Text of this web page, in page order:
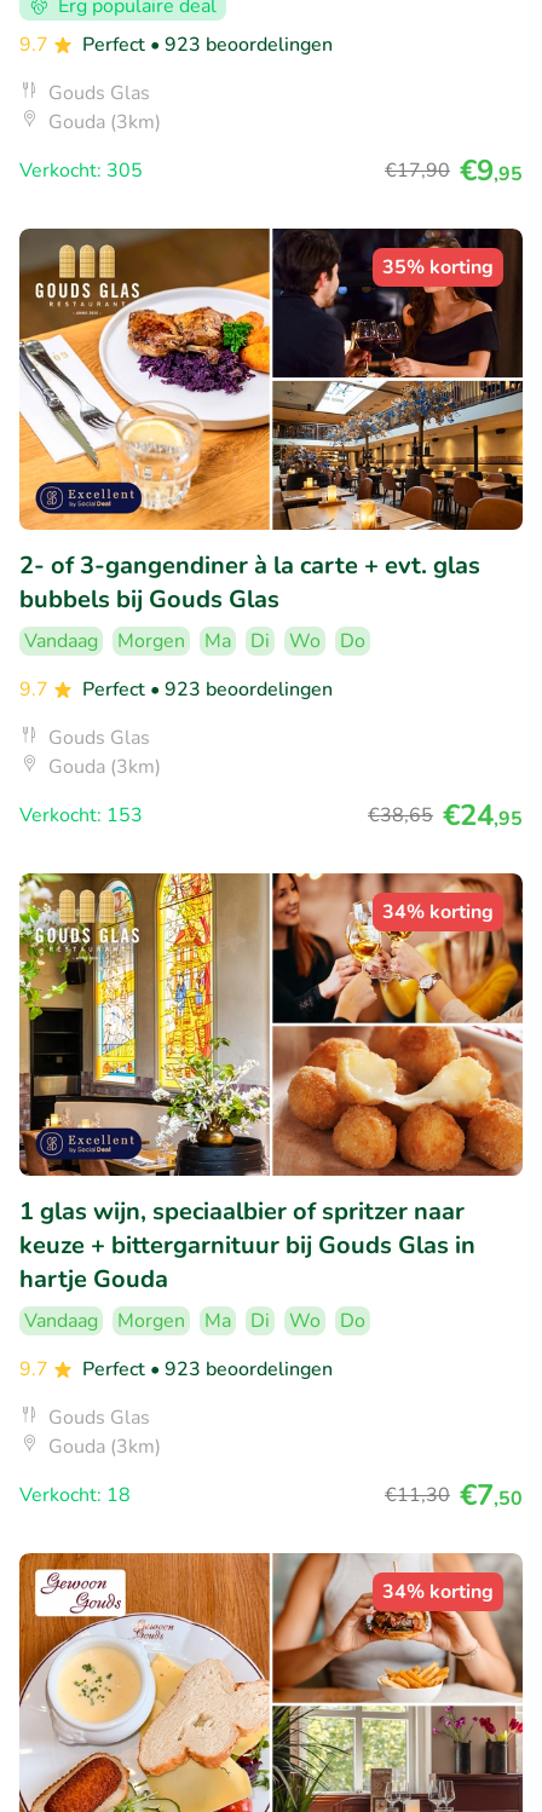
Erg populaire deal
9.7
Perfect • 923 beoordelingen
Gouds Glas
Gouda (3km)
Verkocht: 305
€17,90 €9,95
35% korting
2- of 3-gangendiner à la carte + evt. glas
bubbels bij Gouds Glas
Vandaag Morgen Ma Di Wo
Do
9.7
Perfect • 923 beoordelingen
Gouds Glas
Gouda (3km)
Verkocht: 153
€38,65 €24,95
34% korting
1 glas wijn, speciaalbier of spritzer naar
keuze + bittergarnituur bij Gouds Glas in
hartje Gouda
Vandaag Morgen Ma Di Wo
Do
9.7
Perfect • 923 beoordelingen
Gouds Glas
Gouda (3km)
Verkocht: 18
€11,30 €7,50
34% korting